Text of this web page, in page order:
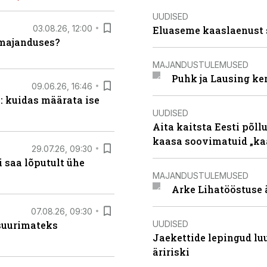
03.08.26, 12:00
09.06.26, 16:46
määrata ise
29.07.26, 09:30
lõputult ühe
07.08.26, 09:30
UUDISED
Eluaseme kaaslaenust
MAJANDUSTULEMUSED
Puhk ja Lausing
UUDISED
Aita kaitsta Eesti
kaasa soovimatuid
MAJANDUSTULEMUSED
Arke Lihatööstuse
UUDISED
Jaekettide lepingud
äririski